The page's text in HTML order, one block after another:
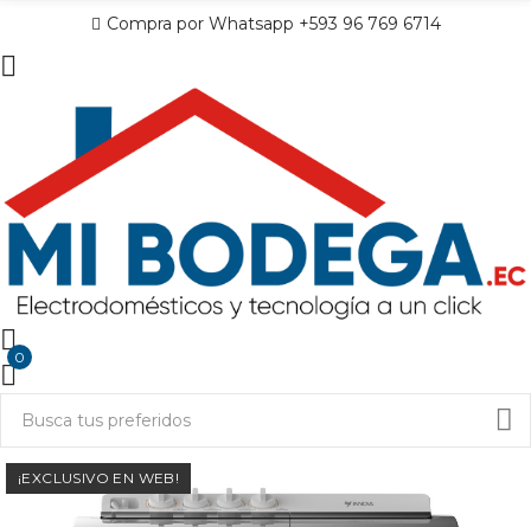
Compra por Whatsapp +593 96 769 6714
0
¡EXCLUSIVO EN WEB!